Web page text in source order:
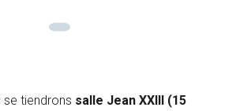
se tiendrons salle Jean XXIII (15